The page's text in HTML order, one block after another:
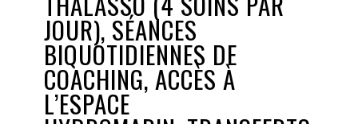
JOUR), SÉANCES
BIQUOTIDIENNES DE
COACHING, ACCÈS À
L’ESPACE